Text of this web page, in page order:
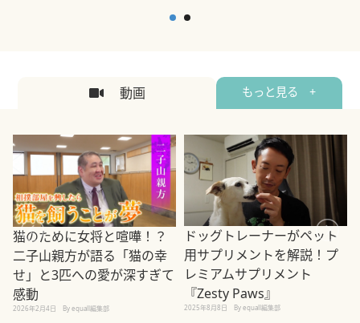
2026年5月12日
動画 もっと見る +
猫のために女将と喧嘩！？
二子山親方が語る「猫の幸
せ」と3匹への愛が深すぎて
感動
2026年2月4日 By equall編集部
ドッグトレーナーがペット
用サプリメントを解説！プ
レミアムサプリメント
『Zesty Paws』
2025年8月8日 By equall編集部